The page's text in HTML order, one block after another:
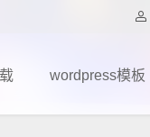
wordpress模板